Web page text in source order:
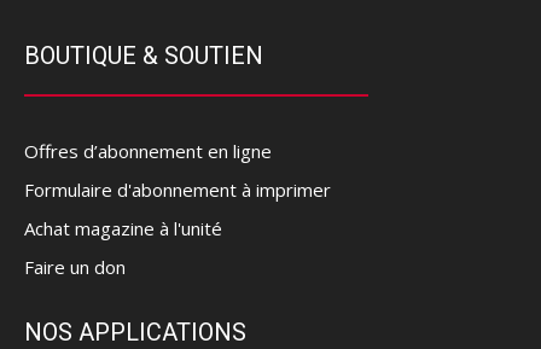
BOUTIQUE & SOUTIEN
Offres d’abonnement en ligne
Formulaire d'abonnement à imprimer
Achat magazine à l'unité
Faire un don
NOS APPLICATIONS